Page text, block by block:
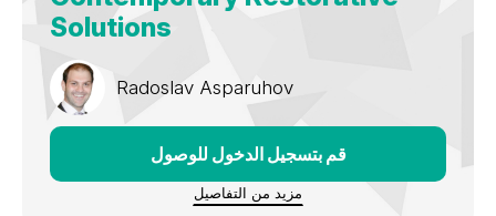
Solutions
Radoslav Asparuhov
قم بتسجيل الدخول للوصول
مزيد من التفاصيل